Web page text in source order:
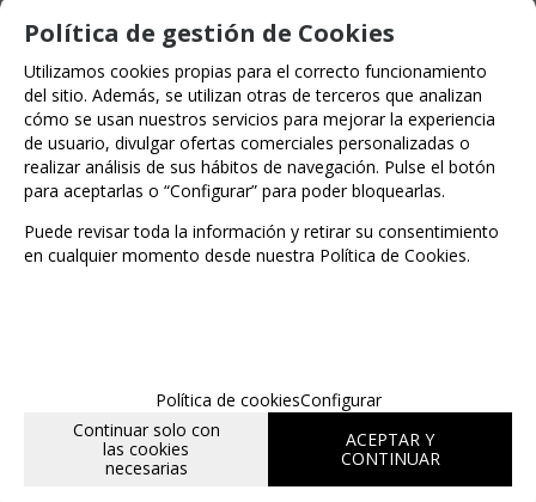
Política de gestión de Cookies
Utilizamos cookies propias para el correcto funcionamiento
del sitio. Además, se utilizan otras de terceros que analizan
cómo se usan nuestros servicios para mejorar la experiencia
de usuario, divulgar ofertas comerciales personalizadas o
realizar análisis de sus hábitos de navegación. Pulse el botón
para aceptarlas o “Configurar” para poder bloquearlas.
Puede revisar toda la información y retirar su consentimiento
en cualquier momento desde nuestra Política de Cookies.
Política de cookiesConfigurar
Continuar solo con
las cookies
necesarias
ACEPTAR Y
CONTINUAR